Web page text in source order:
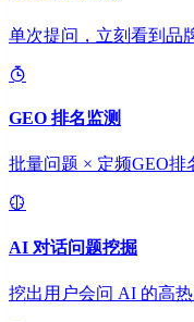
单次提问，立刻看到品
GEO 排名监测
批量问题 × 定频GEO
AI 对话问题挖掘
挖出用户会问 AI 的高